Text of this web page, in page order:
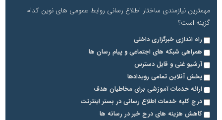
مهمترین نیازمندی ساختار اطلاع رسانی روابط عمومی های نوین کدام
گزینه است؟
راه اندازی خبرگزاری داخلی
همراهی شبکه های اجتماعی و پیام رسان ها
آرشیو غنی و قابل دسترس
پخش آنلاین تمامی رویدادها
ارائه خدمات آموزشی برای مخاطیان هدف
درج کلیه خدمات اطلاع رسانی در بستر اینترنت
کاهش هزینه های درج خبر در رسانه ها